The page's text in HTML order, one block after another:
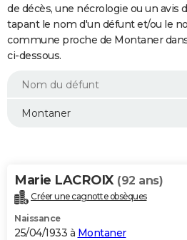
Retraite
Epargne
Immobilier
Risques naturels par ville
Assurance
AUTO
Essais
Réserver un essai
Citadines
Berlines
SUV
Forum auto
+HIGH-TECH
BRICOLAGE
WEEK-END
Alimentation
Guide de la santé
Maladies
Médicaments
Sommeil
VOYAGE
Destinations
City break
Voyage nature
Voyage de noces
Forum
Climat
+PHOTO
de décès, une nécrologie ou un avis
tapant le nom d'un défunt et/ou le
commune proche de Montaner
ci-dessous.
Marie LACROIX (92 ans)
Créer une cagnotte obsèques
Naissance
25/04/1933 à Montaner